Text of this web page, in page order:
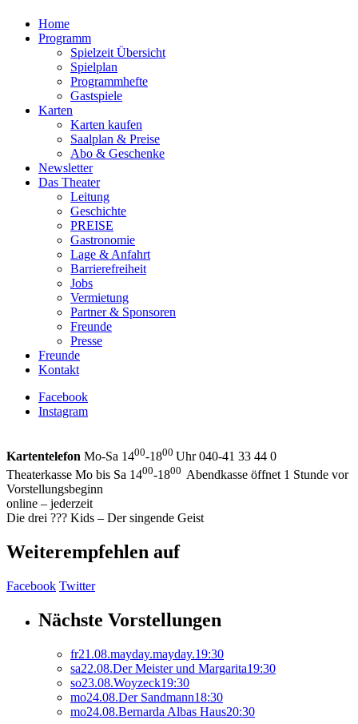
Home
Programm
Spielzeit Übersicht
Spielplan
Programmhefte
Gastspiele
Karten
Karten kaufen
Saalplan & Preise
Abo & Geschenke
Newsletter
Das Theater
Leitung
Geschichte
PREISE
Gastronomie
Lage & Anfahrt
Barrierefreiheit
Jobs
Vermietung
Partner & Sponsoren
Freunde
Presse
Freunde
Kontakt
Facebook
Instagram
Kartentelefon Mo-Sa 1400-1800 Uhr 040-41 33 44 0
Theaterkasse Mo bis Sa 1400-1800 Abendkasse öffnet 1 Stunde vor
Vorstellungsbeginn
online – jederzeit
Die drei ??? Kids – Der singende Geist
Weiterempfehlen auf
Facebook Twitter
Nächste Vorstellungen
fr21.08.mayday.mayday.19:30
sa22.08.Der Meister und Margarita19:30
so23.08.Woyzeck19:30
mo24.08.Der Sandmann18:30
mo24.08.Bernarda Albas Haus20:30